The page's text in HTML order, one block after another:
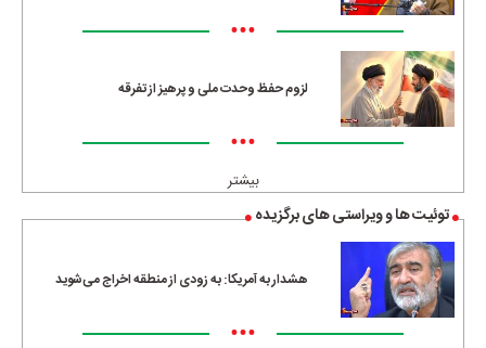
•••
لزوم حفظ وحدت ملی و پرهیز از تفرقه
•••
بیشتر
توئیت ها و ویراستی های برگزیده
هشدار به آمریکا: به زودی از منطقه اخراج می‌شوید
•••